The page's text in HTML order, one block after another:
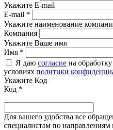
Укажите E-mail
E-mail *
Укажите наименование
Компания
Укажите Ваше имя
Имя *
Я даю согласие на
условиях политики
Укажите Код
Код *
Для вашего удобства все
специалистам по направлениям